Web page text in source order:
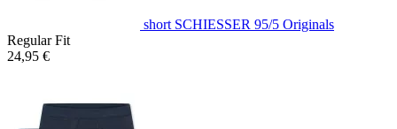
short SCHIESSER 95/5 Originals
Regular Fit
24,95 €